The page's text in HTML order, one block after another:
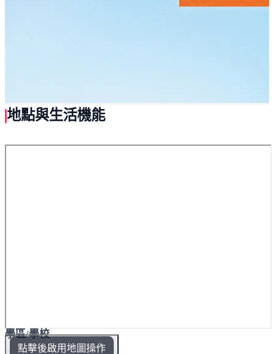
地點與生活機能
點擊後啟用地圖操作
學區/學校